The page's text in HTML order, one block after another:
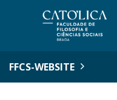
FFCS-WEBSITE